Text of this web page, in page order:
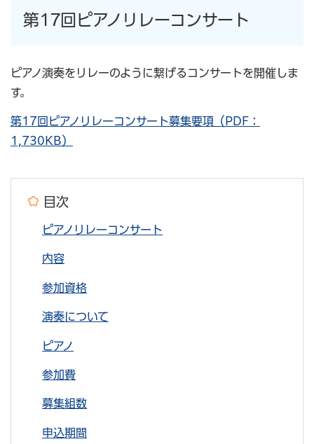
第17回ピアノリレーコンサート
ピアノ演奏をリレーのように繋げるコンサートを開催しま
す。
第17回ピアノリレーコンサート募集要項（PDF：
1,730KB）
目次
ピアノリレーコンサート
内容
参加資格
演奏について
ピアノ
参加費
募集組数
申込期間